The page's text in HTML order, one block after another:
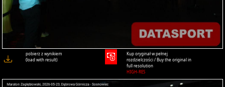
pobierz z wynikiem
(load with result)
Kup oryginał w pełnej
rozdzielczości / Buy the original in
full resolution
HIGH-RES